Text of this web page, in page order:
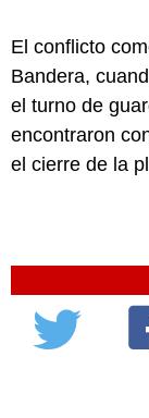
El conflicto
Bandera,
el turno de
encontraron
el cierre de la